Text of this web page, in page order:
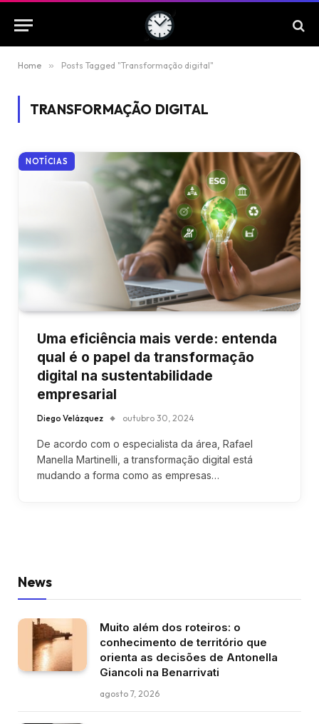
Home » Posts Tagged "Transformação digital"
TRANSFORMAÇÃO DIGITAL
NOTÍCIAS
Uma eficiência mais verde: entenda
qual é o papel da transformação
digital na sustentabilidade
empresarial
Diego Velázquez outubro 30, 2024
De acordo com o especialista da área, Rafael
Manella Martinelli, a transformação digital está
mudando a forma como as empresas…
News
Muito além dos roteiros: o
conhecimento de território que
orienta as decisões de Antonella
Giancoli na Benarrivati
agosto 7, 2026